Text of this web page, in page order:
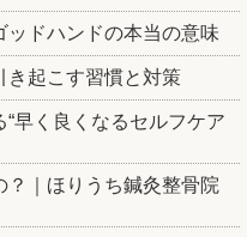
ッドハンドの本当の意味
き起こす習慣と対策
早く良くなるセルフケア
｜ほりうち鍼灸整骨院